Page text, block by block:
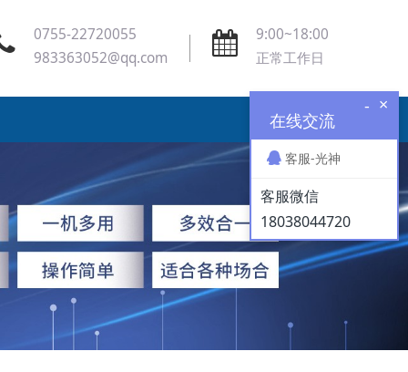
0755-22720055
983363052@qq.com
9:00~18:00
正常工作日
×
-
在线交流
客服-光神
客服微信
18038044720